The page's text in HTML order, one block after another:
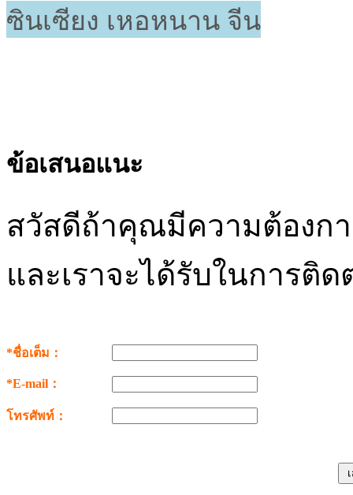
ซินเซียง เหอหนาน จีน
ข้อเสนอแนะ
สวัสดีถ้าคุณมีความต้องก
และเราจะได้รับในการติ
*ชื่อเต็ม：
*E-mail：
โทรศัพท์：